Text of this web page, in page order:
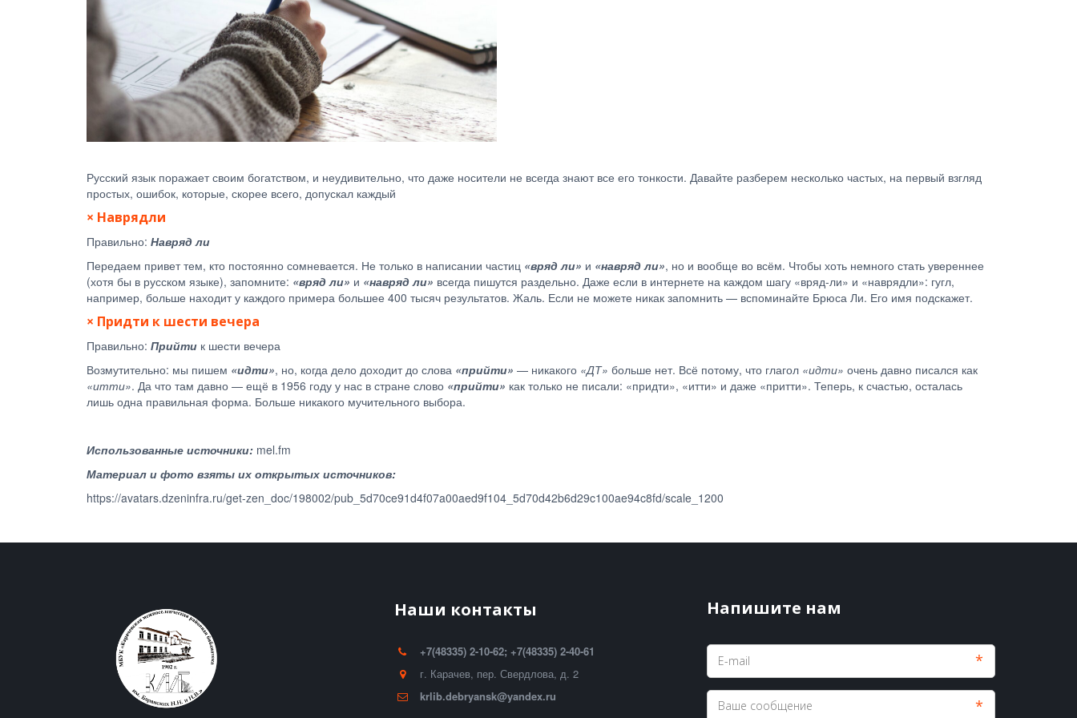
Русский язык поражает своим богатством, и неудивительно, что даже носители не всегда знают все его тонкости. Давайте разберем несколько частых, на первый взгляд
простых, ошибок, которые, скорее всего, допускал каждый
× Наврядли
Правильно: Навряд ли
Передаем привет тем, кто постоянно сомневается. Не только в написании частиц «вряд ли» и «навряд ли», но и вообще во всём. Чтобы хоть немного стать увереннее
(хотя бы в русском языке), запомните: «вряд ли» и «навряд ли» всегда пишутся раздельно. Даже если в интернете на каждом шагу «вряд-ли» и «наврядли»: гугл,
например, больше находит у каждого примера большее 400 тысяч результатов. Жаль. Если не можете никак запомнить — вспоминайте Брюса Ли. Его имя подскажет.
× Придти к шести вечера
Правильно: Прийти к шести вечера
Возмутительно: мы пишем «идти», но, когда дело доходит до слова «прийти» — никакого «ДТ» больше нет. Всё потому, что глагол «идти» очень давно писался как
«итти». Да что там давно — ещё в 1956 году у нас в стране слово «прийти» как только не писали: «придти», «итти» и даже «притти». Теперь, к счастью, осталась
лишь одна правильная форма. Больше никакого мучительного выбора.
Использованные источники: mel.fm
Материал и фото взяты их открытых источников:
https://avatars.dzeninfra.ru/get-zen_doc/198002/pub_5d70ce91d4f07a00aed9f104_5d70d42b6d29c100ae94c8fd/scale_1200
Наши контакты
+7(48335) 2-10-62; +7(48335) 2-40-61
г. Карачев, пер. Свердлова, д. 2
krlib.debryansk@yandex.ru
Напишите нам
*
*